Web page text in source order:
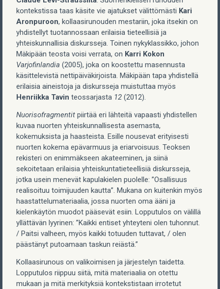
kontekstissa taas käsite vie ajatukset välittömästi Kari
Aronpuroon, kollaasirunouden mestariin, joka itsekin on
yhdistellyt tuotannossaan erilaisia tieteellisiä ja
yhteiskunnallisia diskursseja. Toinen nykyklassikko, johon
Mäkipään teosta voisi verrata, on Karri Kokon
Varjofinlandia (2005), joka on koostettu masennusta
käsittelevistä nettipäiväkirjoista. Mäkipään tapa yhdistellä
erilaisia aineistoja ja diskursseja muistuttaa myös
Henriikka Tavin teossarjasta 12 (2012).
Nuorisofragmentit piirtää eri lähteitä vapaasti yhdistellen
kuvaa nuorten yhteiskunnallisesta asemasta,
kokemuksista ja haasteista. Esille nousevat erityisesti
nuorten kokema epävarmuus ja eriarvoisuus. Teoksen
rekisteri on enimmäkseen akateeminen, ja siinä
sekoitetaan erilaisia yhteiskuntatieteellisiä diskursseja,
jotka usein menevät kapulakielen puolelle: ”Osallisuus
realisoituu toimijuuden kautta”. Mukana on kuitenkin myös
haastattelumateriaalia, jossa nuorten oma ääni ja
kielenkäytön muodot pääsevät esiin. Lopputulos on välillä
yllättävän lyyrinen: ”Kaikki entiset yhteyteni olen tuhonnut.
/ Paitsi valheen, myös kaikki totuuden tuttavat, / olen
päästänyt putoamaan taskun reiästä.”
Kollaasirunous on valikoimisen ja järjestelyn taidetta.
Lopputulos riippuu siitä, mitä materiaalia on otettu
mukaan ja mitä merkityksiä kontekstistaan irrotetut